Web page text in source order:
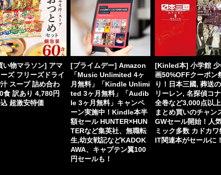
[プライムデー] Amazon
「Music Unlimited 4ヶ
月無料」「Kindle Unlimi
ted 3ヶ月無料」「Audib
le 3ヶ月無料」キャンペ
ーン実施中！Kindle本半
額セール HUNTER×HUN
TERなど集英社、無職転
生,幼女戦記などKADOK
AWA、キャプテン翼100
円セールも！
[Kinled本] 小学館 少
画50%OFFクーポン
り！日本三國, 葬送
リーレン, 名探偵コ
全巻など3,000点以
まとめ買いのチャン
GWセール開始！人
ミック多数 カドカワ
IT関連本がセールに
い物マラソン] アマ
ズ フリーズドライ
スープ 詰め合わ
食 訳あり 4,780円
超激安特価